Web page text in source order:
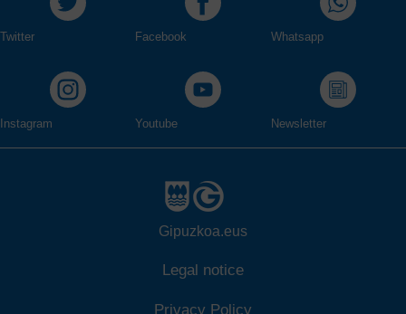
Twitter Facebook Whatsapp
Instagram Youtube Newsletter
Gipuzkoa.eus
Legal notice
Privacy Policy